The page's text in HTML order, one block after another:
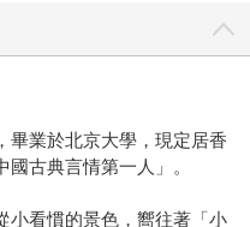
畢業於北京大學，現定居香
古典言情第一人」。
小看慣的景色，嚮往著「小